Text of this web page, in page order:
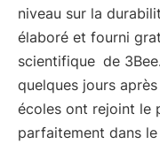
niveau sur la
élaboré et fourni
scientifique de
quelques jours
écoles ont rejoint le
parfaitement dans